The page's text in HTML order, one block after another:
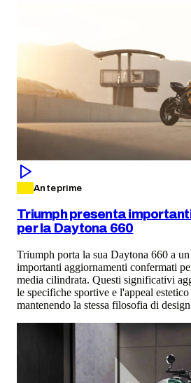
Anteprime
Triumph presenta
per la Daytona 660
Triumph porta la sua Daytona 660 a
importanti aggiornamenti confermati
media cilindrata. Questi significativi
le specifiche sportive e l'appeal
mantenendo la stessa filosofia di